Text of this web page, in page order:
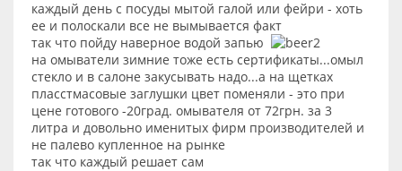
каждый день с посуды мытой галой или фейри - хоть
ее и полоскали все не вымывается факт
так что пойду наверное водой запью
на омыватели зимние тоже есть сертификаты...омыл
стекло и в салоне закусывать надо...а на щетках
пласстмасовые заглушки цвет поменяли - это при
цене готового -20град. омывателя от 72грн. за 3
литра и довольно именитых фирм производителей и
не палево купленное на рынке
так что каждый решает сам